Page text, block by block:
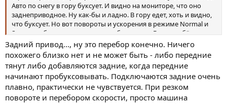
Авто по снегу в гору буксует. И видно на мониторе, что оно
заднеприводное. Ну как-бы и ладно. В гору едет, хоть и видно,
что буксует. Но вот повороты и ускорения в режиме Normal и
Smow особенно, проходит ну не безопасно. Езжу с ребёнком и
весьма странно прохожу повороты. Как будто на
заднепривожной бэхе года 98го....может что-то нужно
включить в каком-то скрытом меню ? Ошибок нет. Esp
отключается и включается. Но разницы особой нет. Авто
можно развернуть педалью газа с вывернутыми колёсами. И
это при включённой esp. У всех так настроенно или нужно что-
то ремонтировать? И ещё момент. Когда убираешь газ, то авто
Задний привод..., ну это перебор конечно. Ничего
похожего близко нет и не может быть - либо передние
тянут либо добавляются задние, когда передние
начинают пробуксовывать. Подключаются задние очень
плавно, практически не чувствуется. При резком
повороте и перебором скорости, просто машина